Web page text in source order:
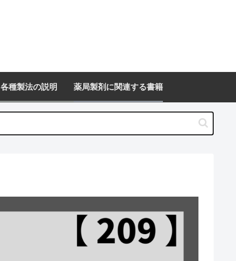
各種製法の説明 薬局製剤に関連する書籍